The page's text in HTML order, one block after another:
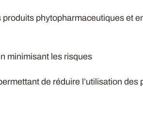
phytopharmaceutiques et
minimisant les risques
de réduire l’utilisation des